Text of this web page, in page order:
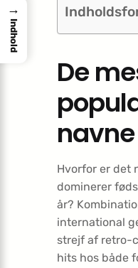
De
Hvorfor er det
dominerer
år?
international
strejf af retro-
hits hos både
→
Indhold